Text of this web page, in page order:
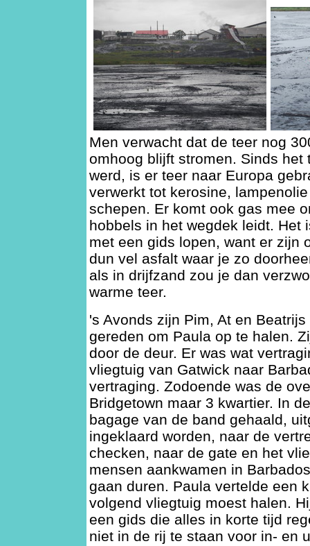
Men verwacht dat de teer nog
omhoog blijft stromen. Sinds het
werd, is er teer naar Europa
verwerkt tot kerosine,
schepen. Er komt ook gas mee
hobbels in het wegdek leidt. Het
met een gids lopen, want er zijn
dun vel asfalt waar je zo
als in drijfzand zou je dan
warme teer.
's Avonds zijn Pim, At en
gereden om Paula op te halen.
door de deur. Er was wat
vliegtuig van Gatwick naar
vertraging. Zodoende was de
Bridgetown maar 3 kwartier. In
bagage van de band gehaald,
ingeklaard worden, naar de
checken, naar de gate en het
mensen aankwamen in
gaan duren. Paula vertelde een
volgend vliegtuig moest halen.
een gids die alles in korte tijd
niet in de rij te staan voor in- en